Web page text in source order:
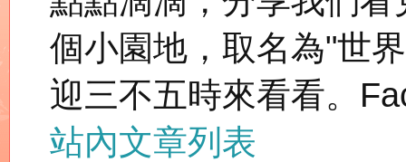
個小園地，取名為"世
迎三不五時來看看。
站內文章列表